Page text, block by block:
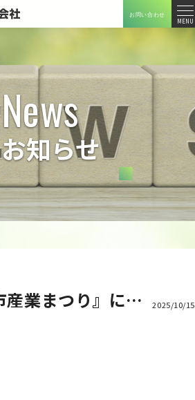
お問い合わせ
News
お知らせ
『第53回知多市産業まつり』に出店します！ 2025/10/15
メニ
ュー
MENU